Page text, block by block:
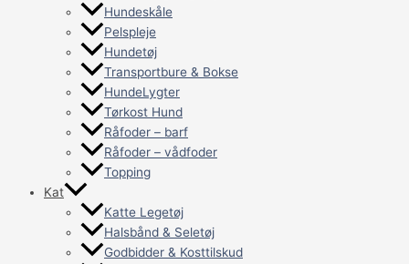
Hundeskåle
Pelspleje
Hundetøj
Transportbure & Bokse
HundeLygter
Tørkost Hund
Råfoder – barf
Råfoder – vådfoder
Topping
Kat
Katte Legetøj
Halsbånd & Seletøj
Godbidder & Kosttilskud